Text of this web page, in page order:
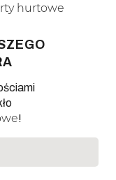
hurtowe
!